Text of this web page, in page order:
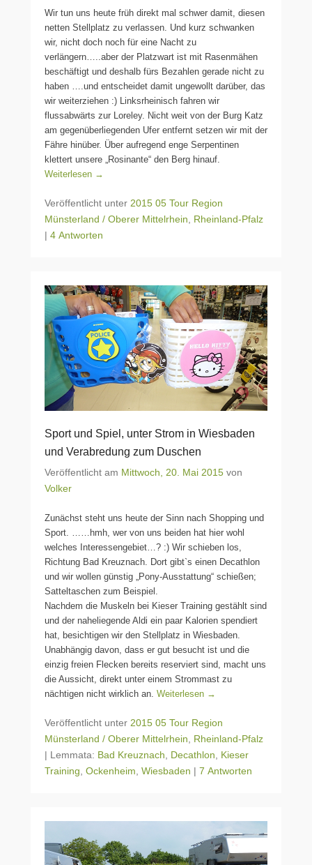
Wir tun uns heute früh direkt mal schwer damit, diesen
netten Stellplatz zu verlassen. Und kurz schwanken
wir, nicht doch noch für eine Nacht zu
verlängern…..aber der Platzwart ist mit Rasenmähen
beschäftigt und deshalb fürs Bezahlen gerade nicht zu
haben ….und entscheidet damit ungewollt darüber, das
wir weiterziehen :) Linksrheinisch fahren wir
flussabwärts zur Loreley. Nicht weit von der Burg Katz
am gegenüberliegenden Ufer entfernt setzen wir mit der
Fähre hinüber. Über aufregend enge Serpentinen
klettert unsere „Rosinante“ den Berg hinauf.
Weiterlesen →
Veröffentlicht unter 2015 05 Tour Region
Münsterland / Oberer Mittelrhein
Rheinland-Pfalz
| 4 Antworten
Sport und Spiel, unter Strom in Wiesbaden
und Verabredung zum Duschen
Veröffentlicht am Mittwoch, 20. Mai 2015 von
Volker
Zunächst steht uns heute der Sinn nach Shopping und
Sport. ……hmh, wer von uns beiden hat hier wohl
welches Interessengebiet…? :) Wir schieben los,
Richtung Bad Kreuznach. Dort gibt`s einen Decathlon
und wir wollen günstig „Pony-Ausstattung“ schießen;
Satteltaschen zum Beispiel.
Nachdem die Muskeln bei Kieser Training gestählt sind
und der naheliegende Aldi ein paar Kalorien spendiert
hat, besichtigen wir den Stellplatz in Wiesbaden.
Unabhängig davon, dass er gut besucht ist und die
einzig freien Flecken bereits reserviert sind, macht uns
die Aussicht, direkt unter einem Strommast zu
nächtigen nicht wirklich an. Weiterlesen →
Veröffentlicht unter 2015 05 Tour Region
Münsterland / Oberer Mittelrhein
Rheinland-Pfalz
| Lemmata: Bad Kreuznach Decathlon
Kieser
Training Ockenheim Wiesbaden | 7 Antworten